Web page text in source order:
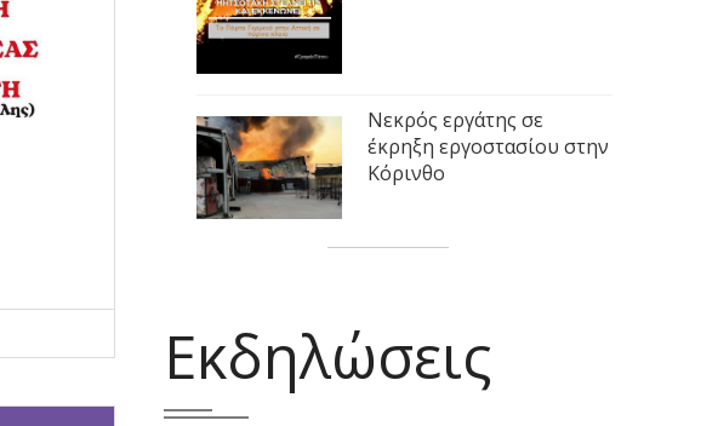
Νεκρός εργάτης σε
έκρηξη εργοστασίου στην
Κόρινθο
Εκδηλώσεις